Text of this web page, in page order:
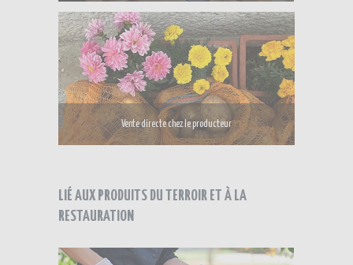
Vente directe chez le producteur
LIÉ AUX PRODUITS DU TERROIR ET À LA
RESTAURATION